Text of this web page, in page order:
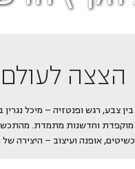
הצצה
צבע, רגש ופנטזיה – מיכל
אופנה ועיצוב – היצירה